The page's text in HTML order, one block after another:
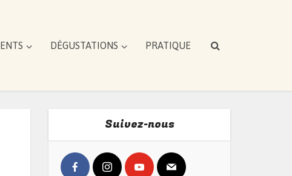
DÉGUSTATIONS PRATIQUE
Suivez-nous